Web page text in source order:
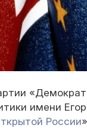
имени
России